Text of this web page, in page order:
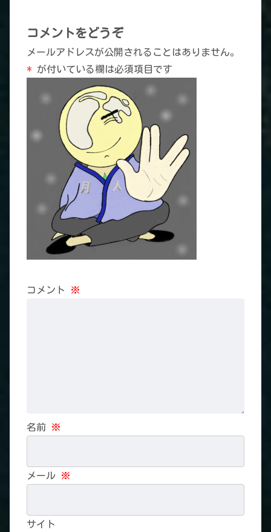
コメントをどうぞ
メールアドレスが公開されることはありません。
* が付いている欄は必須項目です
コメント ※
名前 ※
メール ※
サイト